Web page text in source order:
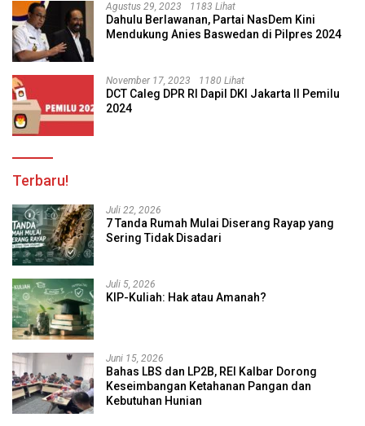
Agustus 29, 2023 1183 Lihat
Dahulu Berlawanan, Partai NasDem Kini
Mendukung Anies Baswedan di Pilpres 2024
November 17, 2023 1180 Lihat
DCT Caleg DPR RI Dapil DKI Jakarta II Pemilu
2024
Terbaru!
Juli 22, 2026
7 Tanda Rumah Mulai Diserang Rayap yang
Sering Tidak Disadari
Juli 5, 2026
KIP-Kuliah: Hak atau Amanah?
Juni 15, 2026
Bahas LBS dan LP2B, REI Kalbar Dorong
Keseimbangan Ketahanan Pangan dan
Kebutuhan Hunian